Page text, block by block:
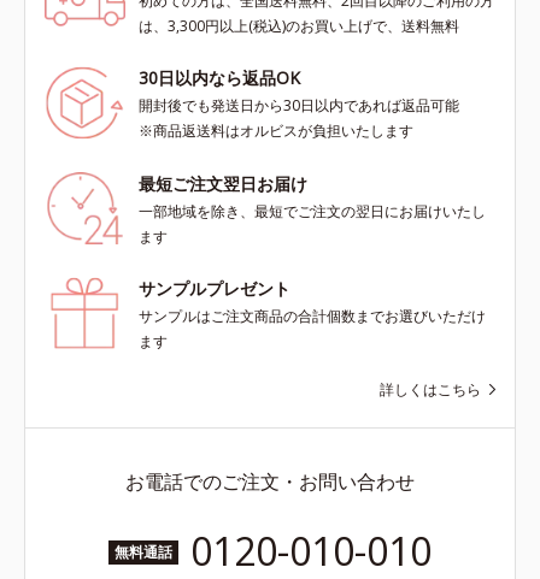
は、3,300円以上(税込)のお買い上げで、送料無料
30日以内なら返品OK
開封後でも発送日から30日以内であれば返品可能
※商品返送料はオルビスが負担いたします
最短ご注文翌日お届け
一部地域を除き、最短でご注文の翌日にお届けいたし
ます
サンプルプレゼント
サンプルはご注文商品の合計個数までお選びいただけ
ます
詳しくはこちら
お電話でのご注文・お問い合わせ
無料通話 0120-010-010